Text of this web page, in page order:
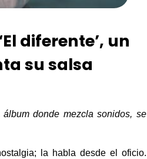
diferente’, un
su salsa
álbum donde mezcla sonidos, se
; l a habla desde el oficio.